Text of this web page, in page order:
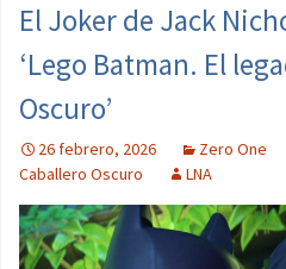
El Joker de Jack
‘Lego Batman. El
Oscuro’
26 febrero, 2026 Zero One
Caballero Oscuro
LNA